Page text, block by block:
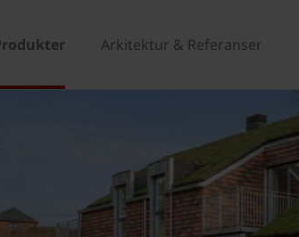
Arkitektur & Referanser